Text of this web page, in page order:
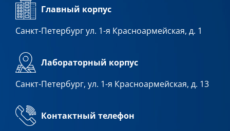
Главный корпус
Санкт-Петербург ул. 1-я Красноармейская, д. 1
Лабораторный корпус
Санкт-Петербург, ул. 1-я Красноармейская, д. 13
Контактный телефон